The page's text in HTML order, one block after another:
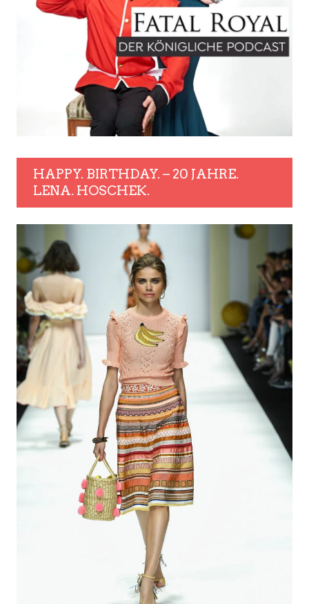
HAPPY. BIRTHDAY. – 20 JAHRE.
LENA. HOSCHEK.